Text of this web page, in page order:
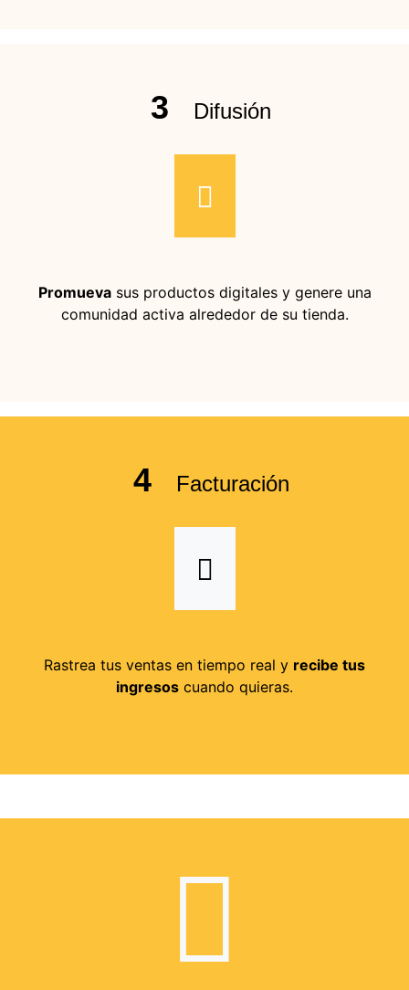
3 Difusión
Promuevasus productos digitales y genere una
comunidad activa alrededor de su tienda.
4 Facturación
Rastrea tus ventas en tiempo real y recibe tus
ingresos cuando quieras.